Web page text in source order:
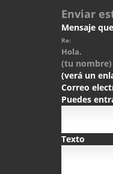
Enviar
Mensaje
Re:
Hola.
(tu nombre)
(verá un
Correo
Puedes
Texto